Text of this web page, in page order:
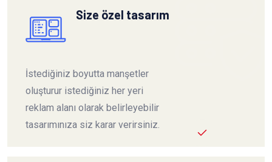
Size özel tasarım
İstediğiniz boyutta manşetler
oluşturur istediğiniz her yeri
reklam alanı olarak belirleyebilir
tasarımınıza siz karar verirsiniz.